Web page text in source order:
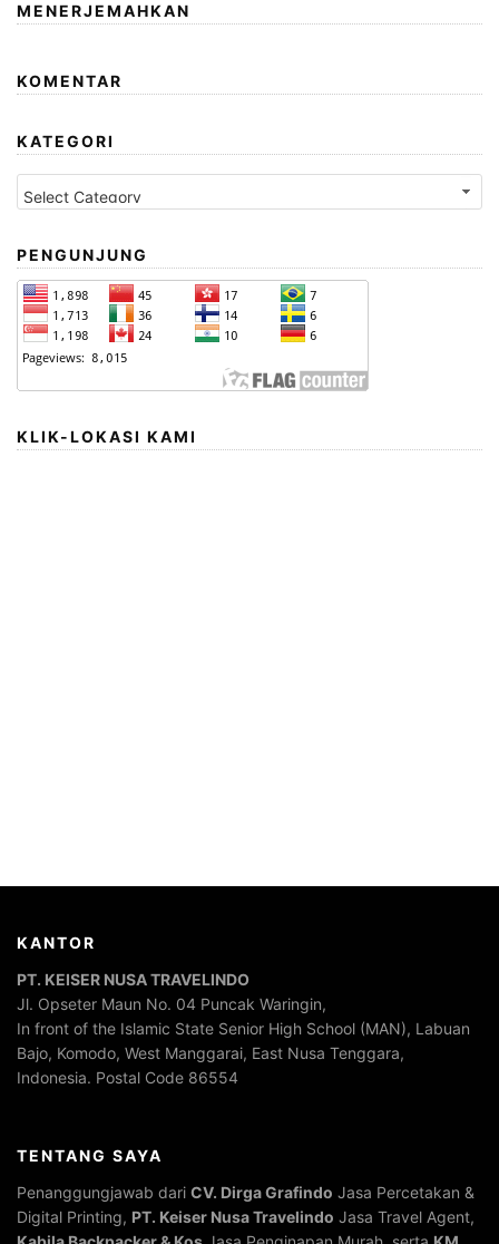
MENERJEMAHKAN
KOMENTAR
KATEGORI
Kategori
PENGUNJUNG
KLIK-LOKASI KAMI
KANTOR
PT. KEISER NUSA TRAVELINDO
Jl. Opseter Maun No. 04 Puncak Waringin,
In front of the Islamic State Senior High School (MAN), Labuan
Bajo, Komodo, West Manggarai, East Nusa Tenggara,
Indonesia. Postal Code 86554
TENTANG SAYA
Penanggungjawab dari CV. Dirga Grafindo Jasa Percetakan &
Digital Printing, PT. Keiser Nusa Travelindo Jasa Travel Agent,